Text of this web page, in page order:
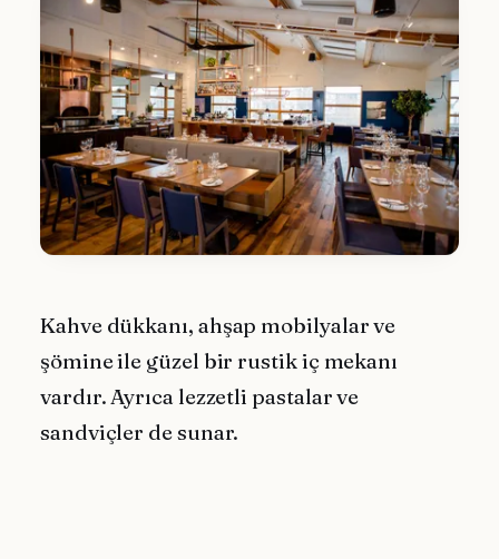
Kahve dükkanı, ahşap mobilyalar ve
şömine ile güzel bir rustik iç mekanı
vardır. Ayrıca lezzetli pastalar ve
sandviçler de sunar.